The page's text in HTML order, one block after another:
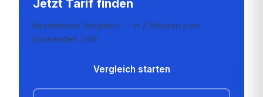
Jetzt Tarif finden
Kostenloser Vergleich — in 2 Minuten zum
passenden Tarif.
Vergleich starten